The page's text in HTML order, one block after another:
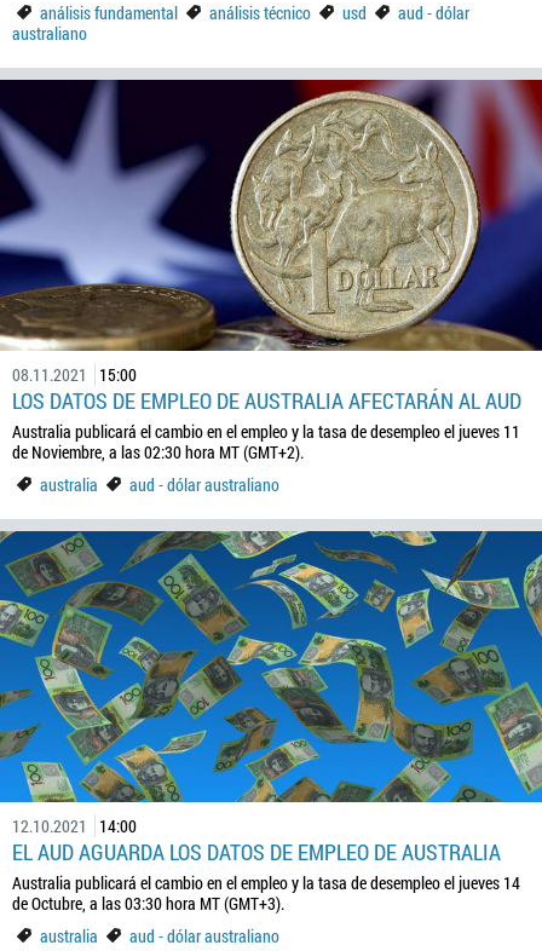
análisis fundamental
análisis técnico usd
aud - dólar
australiano
08.11.2021 15:00
LOS DATOS DE EMPLEO DE AUSTRALIA AFECTARÁN AL AUD
Australia publicará el cambio en el empleo y la tasa de desempleo el jueves 11
de Noviembre, a las 02:30 hora MT (GMT+2).
australia
aud - dólar australiano
12.10.2021 14:00
EL AUD AGUARDA LOS DATOS DE EMPLEO DE AUSTRALIA
Australia publicará el cambio en el empleo y la tasa de desempleo el jueves 14
de Octubre, a las 03:30 hora MT (GMT+3).
australia
aud - dólar australiano